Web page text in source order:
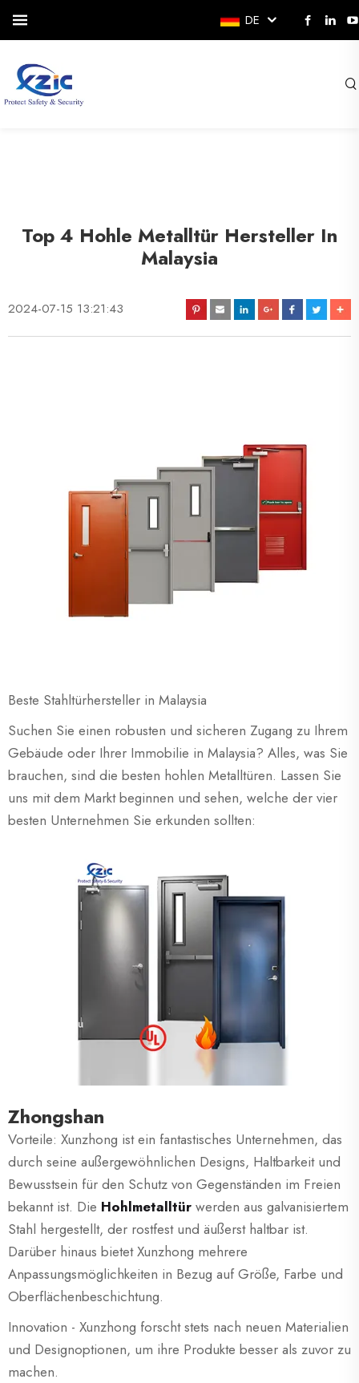
DE
Top 4 Hohle Metalltür Hersteller In
Malaysia
2024-07-15 13:21:43
Beste Stahltürhersteller in Malaysia
Suchen Sie einen robusten und sicheren Zugang zu Ihrem
Gebäude oder Ihrer Immobilie in Malaysia? Alles, was Sie
brauchen, sind die besten hohlen Metalltüren. Lassen Sie
uns mit dem Markt beginnen und sehen, welche der vier
besten Unternehmen Sie erkunden sollten:
Zhongshan
Vorteile: Xunzhong ist ein fantastisches Unternehmen, das
durch seine außergewöhnlichen Designs, Haltbarkeit und
Bewusstsein für den Schutz von Gegenständen im Freien
bekannt ist. Die Hohlmetalltür werden aus galvanisiertem
Stahl hergestellt, der rostfest und äußerst haltbar ist.
Darüber hinaus bietet Xunzhong mehrere
Anpassungsmöglichkeiten in Bezug auf Größe, Farbe und
Oberflächenbeschichtung.
Innovation - Xunzhong forscht stets nach neuen Materialien
und Designoptionen, um ihre Produkte besser als zuvor zu
machen.